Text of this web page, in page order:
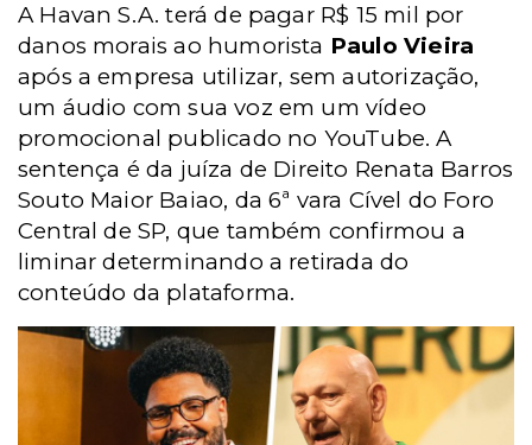
A Havan S.A. terá de pagar R$ 15 mil por
danos morais ao humorista Paulo Vieira
após a empresa utilizar, sem autorização,
um áudio com sua voz em um vídeo
promocional publicado no YouTube.A
sentença é da juíza de Direito Renata Barros
Souto Maior Baiao, da 6ª vara Cível do Foro
Central de SP, que também confirmou a
liminar determinando a retirada do
conteúdo da plataforma.